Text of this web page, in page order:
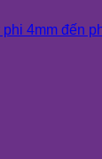
4mm đến